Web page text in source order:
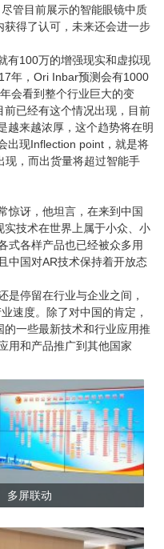
管目前展示的智能眼镜中质
得了认可，未来还会进一步
100万的增强现实和虚拟现
年，Ori Inbar预测会有1000
会看到整个行业巨大的变
已经有这个情况出现，目前
越来越浓厚，这个趋势将在明
出现Inflection point，就是将
现，而出货量将超过智能手
讶，他坦言，在来到中国
技术在世界上属于小众、小
式各样产品也已经被众多用
中国对AR技术保持着开放态
停留在行业与企业之间，
速度。除了对中国的肯定，
一些最新技术和行业应用推
用和产品推广到其他国家
多屏联动